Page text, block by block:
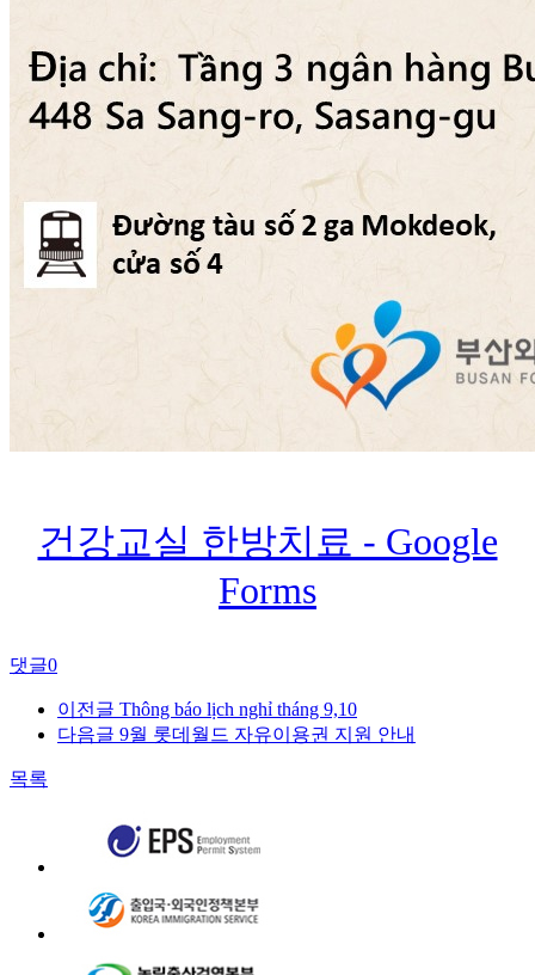
건강교실 한방치료 - Google
Forms
댓글0
이전글 Thông báo lịch nghỉ tháng 9,10
다음글 9월 롯데월드 자유이용권 지원 안내
목록